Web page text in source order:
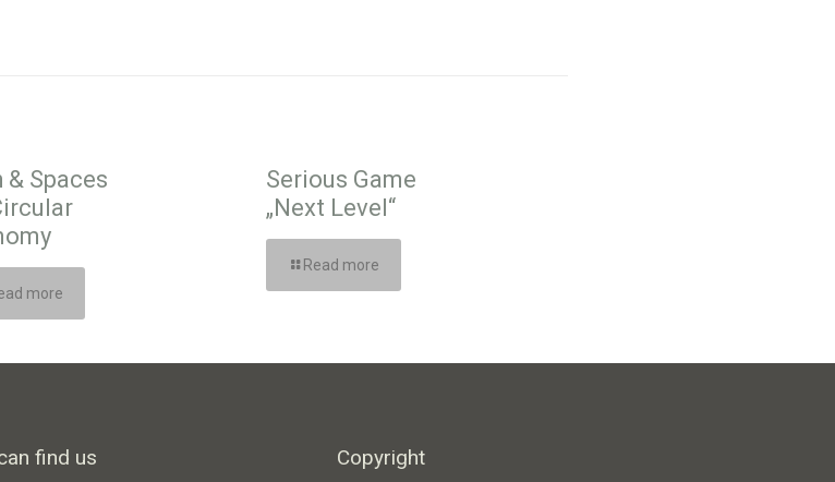
& Spaces
more
Serious Game
„Next Level“
Read more
find us Copyright